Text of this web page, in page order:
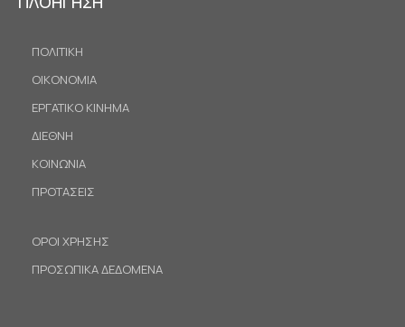
ΠΟΛΙΤΙΚΗ
ΟΙΚΟΝΟΜΙΑ
ΕΡΓΑΤΙΚΟ ΚΙΝΗΜΑ
ΔΙΕΘΝΗ
ΚΟΙΝΩΝΙΑ
ΠΡΟΤΑΣΕΙΣ
ΟΡΟΙ ΧΡΗΣΗΣ
ΠΡΟΣΩΠΙΚΑ ΔΕΔΟΜΕΝΑ